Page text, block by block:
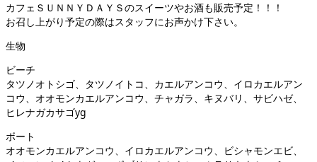
カフェＳＵＮＮＹＤＡＹＳのスイーツやお酒も販売予定！！！
お召し上がり予定の際はスタッフにお声かけ下さい。
生物
ビーチ
タツノオトシゴ、タツノイトコ、カエルアンコウ、イロカエルアン
コウ、オオモンカエルアンコウ、チャガラ、キヌバリ、サビハゼ、
ヒレナガカサゴyg
ボート
オオモンカエルアンコウ、イロカエルアンコウ、ビシャモンエビ、